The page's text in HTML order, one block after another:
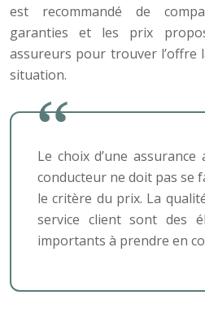
est recommandé de
garanties et les prix
assureurs pour trouver l’offre
situation.
Le choix d’une
conducteur ne doit pas se
le critère du prix. La
service client sont des
importants à prendre en